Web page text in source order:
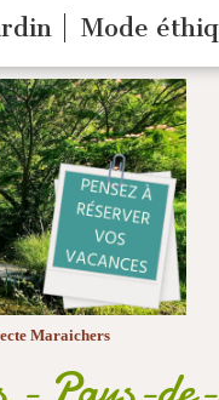
Mode
Maraichers